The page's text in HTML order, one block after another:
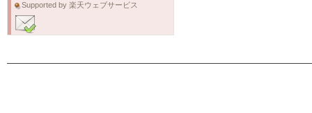
Supported by 楽天ウェブサービス